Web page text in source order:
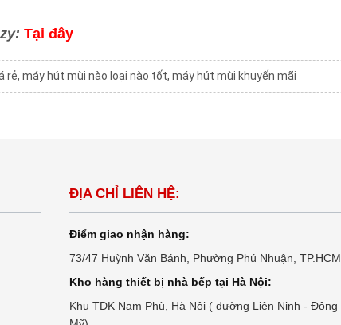
Tại đây
rẻ, máy hút mùi nào loại nào tốt, máy hút mùi khuyến mãi
ĐỊA CHỈ LIÊN HỆ:
Điểm giao nhận hàng:
73/47 Huỳnh Văn Bánh, Phường Phú Nhuận, TP.HCM
Kho hàng thiết bị nhà bếp tại Hà Nội:
Khu TDK Nam Phù, Hà Nội ( đường Liên Ninh - Đông